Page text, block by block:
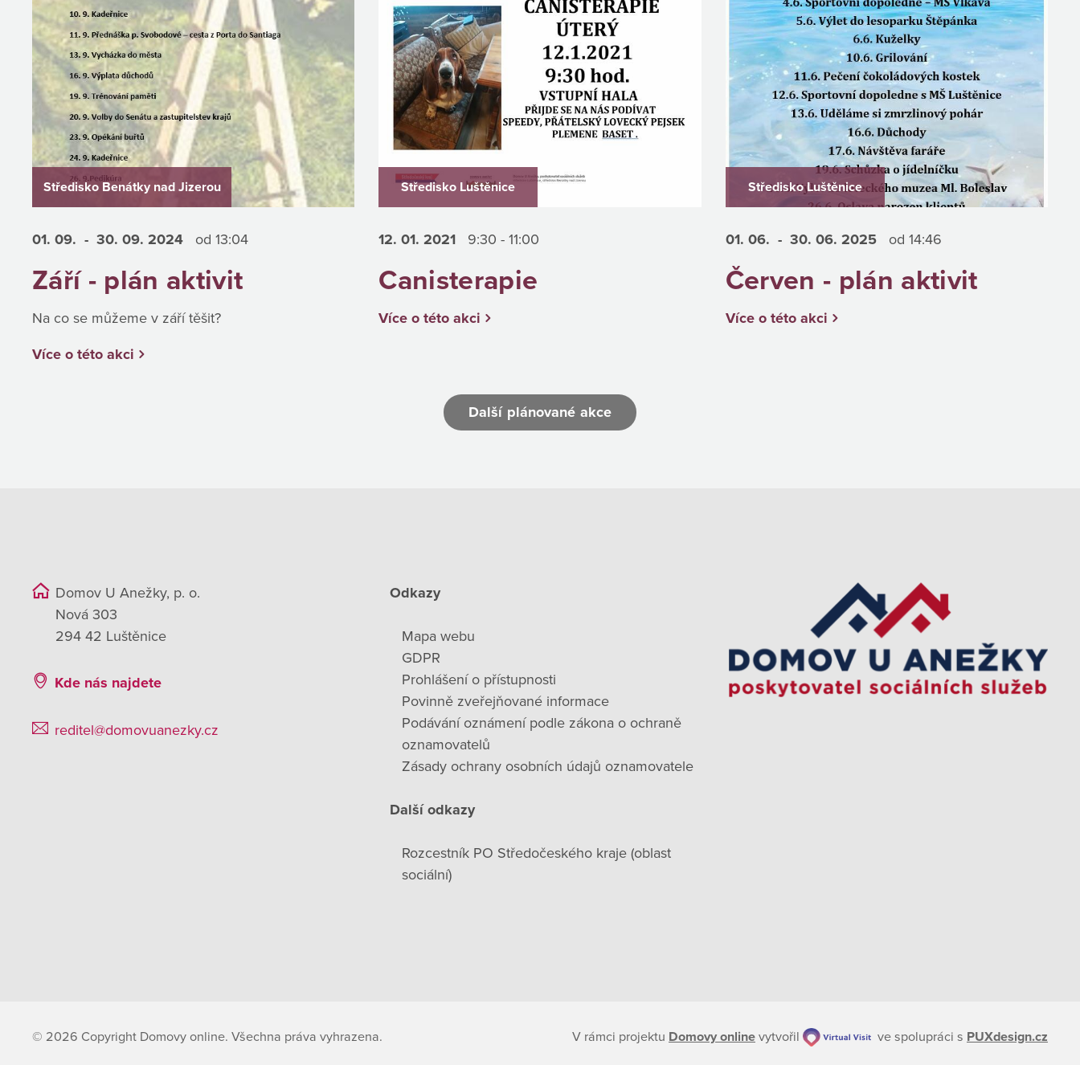
Středisko Benátky nad Jizerou
01. 09. - 30. 09. 2024 od 13:04
Září - plán aktivit
Na co se můžeme v září těšit?
Více o této akci
Středisko Luštěnice
12. 01.2021 9:30 - 11:00
Canisterapie
Více o této akci
Středisko Luštěnice
01. 06. - 30. 06. 2025 od 14:46
Červen - plán aktivit
Více o této akci
Další plánované akce
Domov U Anežky, p. o.
Nová 303
294 42 Luštěnice
Kde nás najdete
reditel@domovuanezky.cz
Odkazy
Mapa webu
GDPR
Prohlášení o přístupnosti
Povinně zveřejňované informace
Podávání oznámení podle zákona o ochraně
oznamovatelů
Zásady ochrany osobních údajů oznamovatele
Další odkazy
Rozcestník PO Středočeského kraje (oblast
sociální)
© 2026 Copyright Domovy online. Všechna práva vyhrazena. V rámci projektu Domovy online vytvořil ve spolupráci s PUXdesign.cz